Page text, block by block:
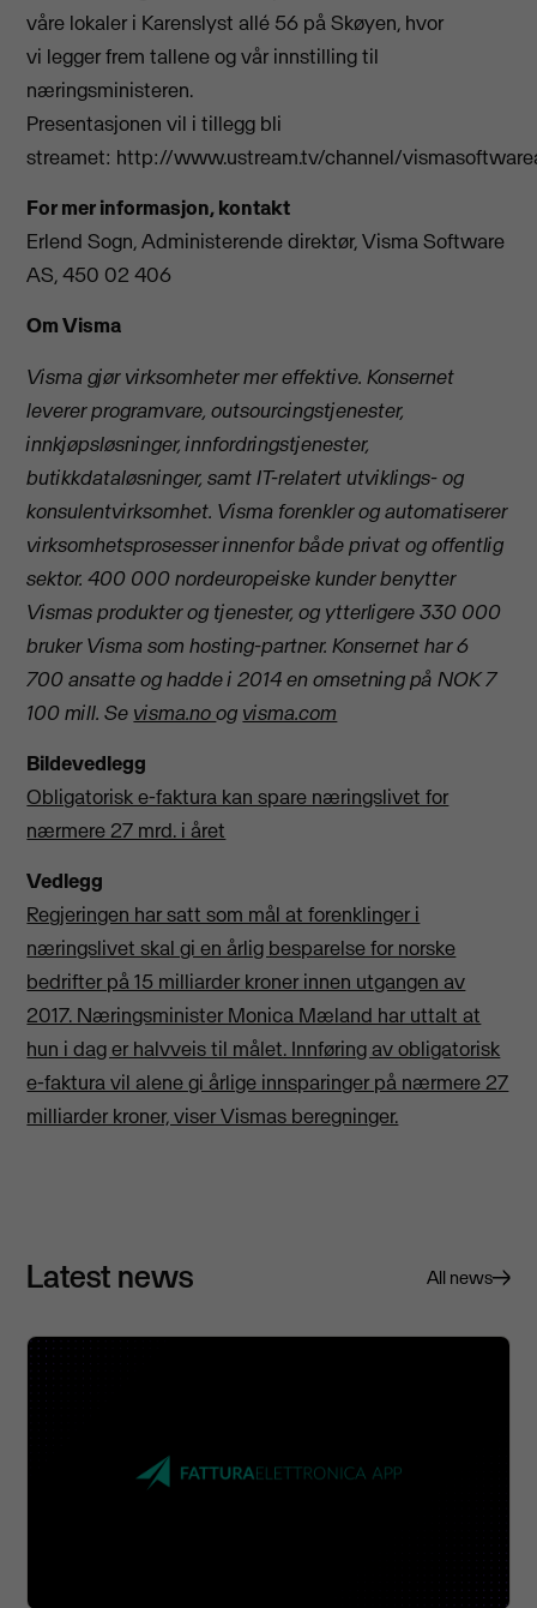
våre lokaler i Karenslyst allé 56 på Skøyen, hvor
vi legger frem tallene og vår innstilling til
næringsministeren.
Presentasjonen vil i tillegg bli
streamet: http://www.ustream.tv/channel/
For mer informasjon, kontakt
Erlend Sogn, Administerende direktør, Visma Software
AS, 450 02 406
Om Visma
Visma gjør virksomheter mer effektive. Konsernet
leverer programvare, outsourcingstjenester,
innkjøpsløsninger, innfordringstjenester,
butikkdataløsninger, samt IT-relatert utviklings- og
konsulentvirksomhet. Visma forenkler og automatiserer
virksomhetsprosesser innenfor både privat og offentlig
sektor. 400 000 nordeuropeiske kunder benytter
Vismas produkter og tjenester, og ytterligere 330 000
bruker Visma som hosting-partner. Konsernet har 6
700 ansatte og hadde i 2014 en omsetning på NOK 7
100 mill. Se visma.noog visma.com
Bildevedlegg
Obligatorisk e-faktura kan spare næringslivet for
nærmere 27 mrd. i året
Vedlegg
Regjeringen har satt som mål at forenklinger i
næringslivet skal gi en årlig besparelse for norske
bedrifter på 15 milliarder kroner innen utgangen av
2017. Næringsminister Monica Mæland har uttalt at
hun i dag er halvveis til målet. Innføring av obligatorisk
e-faktura vil alene gi årlige innsparinger på nærmere 27
milliarder kroner, viser Vismas beregninger.
Latest news All news